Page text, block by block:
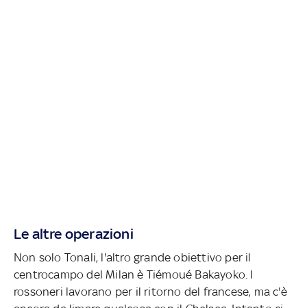
Le altre operazioni
Non solo Tonali, l'altro grande obiettivo per il
centrocampo del Milan è Tiémoué Bakayoko. I
rossoneri lavorano per il ritorno del francese, ma c'è